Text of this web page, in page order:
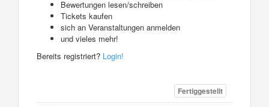
Bewertungen lesen/schreiben
Tickets kaufen
sich an Veranstaltungen anmelden
und vieles mehr!
Bereits registriert? Login!
Fertiggestellt